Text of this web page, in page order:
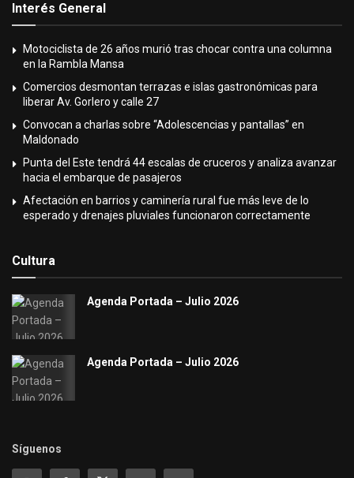
Interés General
Motociclista de 26 años murió tras chocar contra una columna
en la Rambla Mansa
Comercios desmontan terrazas e islas gastronómicas para
liberar Av. Gorlero y calle 27
Convocan a charlas sobre “Adolescencias y pantallas” en
Maldonado
Punta del Este tendrá 44 escalas de cruceros y analiza avanzar
hacia el embarque de pasajeros
Afectación en barrios y caminería rural fue más leve de lo
esperado y drenajes pluviales funcionaron correctamente
Cultura
Agenda Portada – Julio 2026
Agenda Portada – Julio 2026
Síguenos